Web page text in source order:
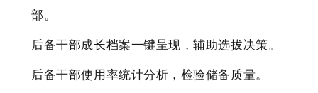
部。
后备干部成长档案一键呈现，辅助选拔决策。
后备干部使用率统计分析，检验储备质量。